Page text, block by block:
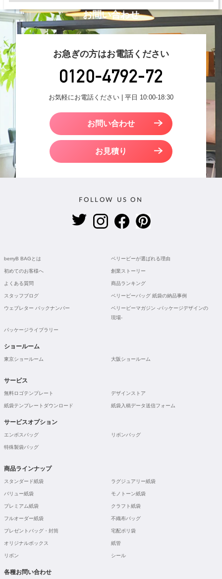
お問い合わせ
お急ぎの方はお電話ください
お気軽にお電話ください | 平日 10:00-18:30
お問い合わせ
お見積り
FOLLOW US ON
berryB BAGとは ベリービーが選ばれる理由
初めてのお客様へ 創業ストーリー
よくある質問 商品ランキング
スタッフブログ ベリービーバッグ 紙袋の納品事例
ウェブレター バックナンバー
ベリービーマガジン -パッケージデザインの
現場-
パッケージライブラリー
ショールーム
東京ショールーム 大阪ショールーム
サービス
無料ロゴテンプレート デザインストア
紙袋テンプレートダウンロード 紙袋入稿データ送信フォーム
サービスオプション
エンボスバッグ リボンバッグ
特殊製袋バッグ
商品ラインナップ
スタンダード紙袋 ラグジュアリー紙袋
バリュー紙袋 モノトーン紙袋
プレミアム紙袋 クラフト紙袋
フルオーダー紙袋 不織布バッグ
プレゼントバッグ・封筒 宅配ポリ袋
オリジナルボックス 紙管
リボン シール
各種お問い合わせ